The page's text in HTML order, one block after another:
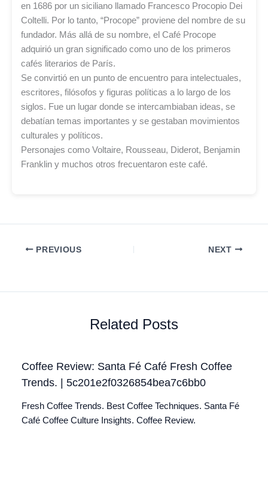
en 1686 por un siciliano llamado Francesco Procopio Dei
Coltelli. Por lo tanto, “Procope” proviene del nombre de su
fundador. Más allá de su nombre, el Café Procope
adquirió un gran significado como uno de los primeros
cafés literarios de París.
Se convirtió en un punto de encuentro para intelectuales,
escritores, filósofos y figuras políticas a lo largo de los
siglos. Fue un lugar donde se intercambiaban ideas, se
debatían temas importantes y se gestaban movimientos
culturales y políticos.
Personajes como Voltaire, Rousseau, Diderot, Benjamin
Franklin y muchos otros frecuentaron este café.
PREVIOUS NEXT
Related Posts
Coffee Review: Santa Fé Café Fresh Coffee
Trends. | 5c201e2f0326854bea7c6bb0
Fresh Coffee Trends. Best Coffee Techniques. Santa Fé
Café Coffee Culture Insights. Coffee Review.